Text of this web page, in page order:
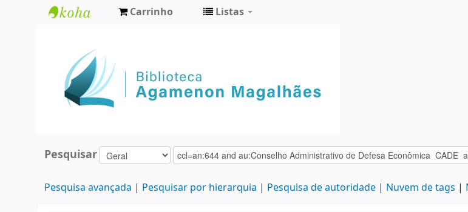
Agamenon
Magalhães
Carrinho Listas
Pesquisar
Pesquisa avançada Pesquisar por hierarquia Pesquisa de autoridade Nuvem de tags